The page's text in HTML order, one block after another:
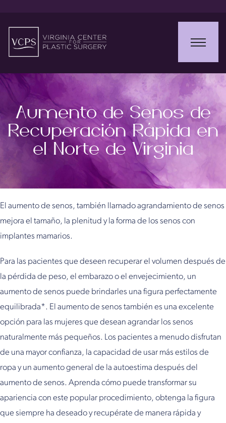
Aumento de Senos de
Recuperación Rápida en
el Norte de Virginia
El aumento de senos, también llamado agrandamiento de senos
mejora el tamaño, la plenitud y la forma de los senos con
implantes mamarios.
Para las pacientes que deseen recuperar el volumen después de
la pérdida de peso, el embarazo o el envejecimiento, un
aumento de senos puede brindarles una figura perfectamente
equilibrada*. El aumento de senos también es una excelente
opción para las mujeres que desean agrandar los senos
naturalmente más pequeños. Los pacientes a menudo disfrutan
de una mayor confianza, la capacidad de usar más estilos de
ropa y un aumento general de la autoestima después del
aumento de senos. Aprenda cómo puede transformar su
apariencia con este popular procedimiento, obtenga la figura
que siempre ha deseado y recupérate de manera rápida y